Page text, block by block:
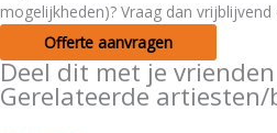
mogelijkheden)? Vraag dan
Offerte aanvragen
Deel dit met je vrienden
Gerelateerde artiesten/